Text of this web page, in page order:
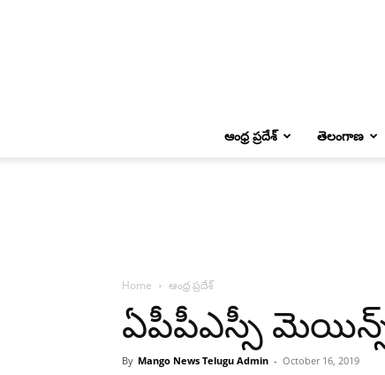
ఆంధ్ర ప్రదేశ్ తెలంగాణ
Home ఆంధ్ర ప్రదేశ్
ఏపీపీఎస్సీ
By Mango News Telugu Admin - October 16, 2019